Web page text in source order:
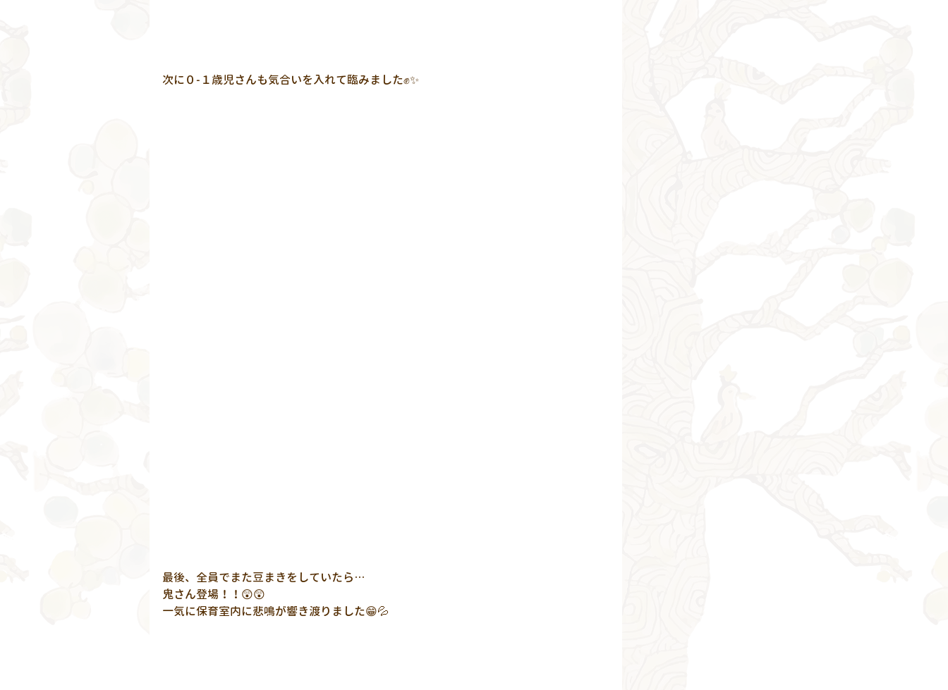
次に０-１歳児さんも気合いを入れて臨みました✊✨
最後、全員でまた豆まきをしていたら…
鬼さん登場！！😲😲
一気に保育室内に悲鳴が響き渡りました😁💦